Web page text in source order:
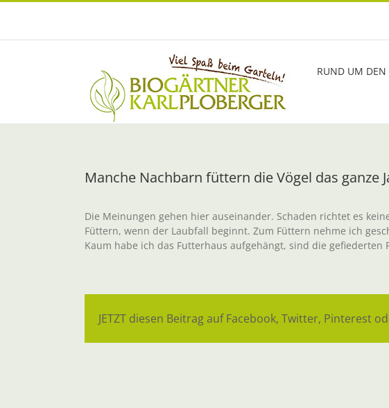
Zum
RUND UM DEN
Manche Nachbarn füttern die Vögel das ganze
Die Meinungen gehen hier auseinander. Schaden richtet es
Füttern, wenn der Laubfall beginnt. Zum Füttern nehme ich
Kaum habe ich das Futterhaus aufgehängt, sind die gefiederten
JETZT diesen Beitrag auf Facebook, Twitter, Pinterest